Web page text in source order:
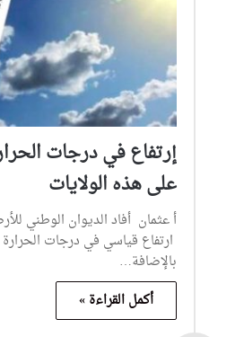
إرتفاع في درجات
على هذه الولايات
أ عثمان أفاد الديوان الوطني
ارتفاع قياسي في درجات
بالإضافة…
أكمل القراءة »